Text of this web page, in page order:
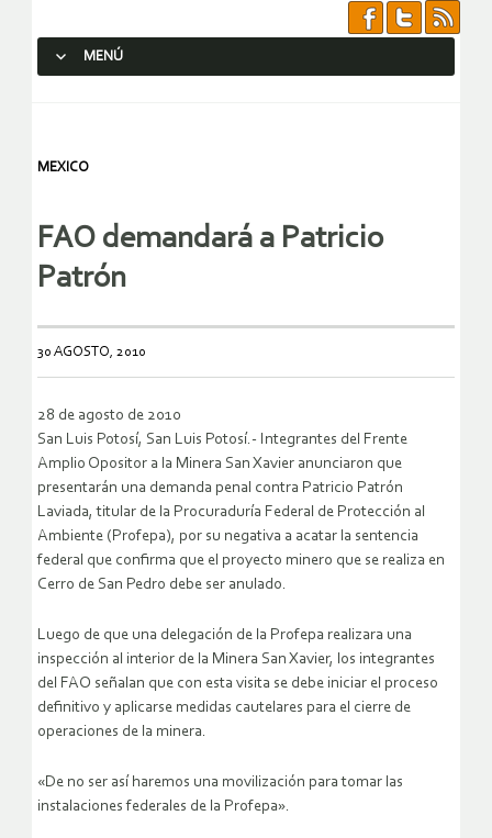
MENÚ
MEXICO
FAO demandará a Patricio
Patrón
30 AGOSTO, 2010
28 de agosto de 2010
San Luis Potosí, San Luis Potosí.- Integrantes del Frente
Amplio Opositor a la Minera San Xavier anunciaron que
presentarán una demanda penal contra Patricio Patrón
Laviada, titular de la Procuraduría Federal de Protección al
Ambiente (Profepa), por su negativa a acatar la sentencia
federal que confirma que el proyecto minero que se realiza en
Cerro de San Pedro debe ser anulado.
Luego de que una delegación de la Profepa realizara una
inspección al interior de la Minera San Xavier, los integrantes
del FAO señalan que con esta visita se debe iniciar el proceso
definitivo y aplicarse medidas cautelares para el cierre de
operaciones de la minera.
«De no ser así haremos una movilización para tomar las
instalaciones federales de la Profepa».